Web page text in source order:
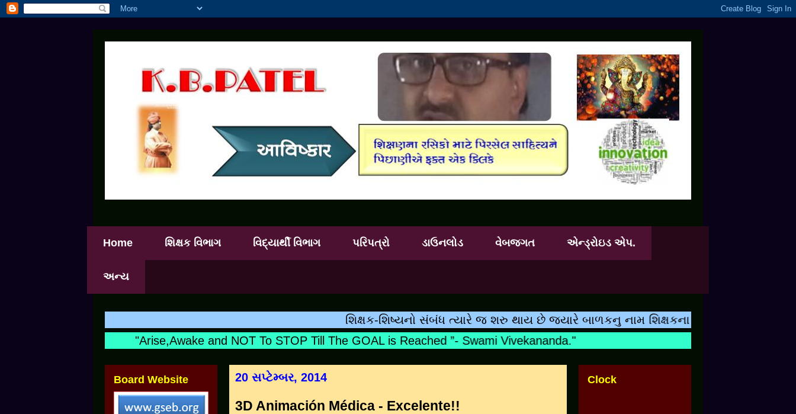
Home શિક્ષક વિભાગ વિદ્યાર્થી વિભાગ પરિપત્રો ડાઉનલોડ વેબજગત એન્ડ્રોઇડ એપ.
અન્ય
શિક્ષક-શિષ્યનો સંબંધ ત્યારે જ શરુ થાય છે જ્યારે બાળકનુ નામ શિક્ષકના હ્રદયરુપી રજિસ્ટરમા
"Arise,Awake and NOT To STOP Till The GOAL is Reached ”- Swami Vivekananda."
20 સપ્ટેમ્બર, 2014
3D Animación Médica - Excelente!!
Board Website Clock